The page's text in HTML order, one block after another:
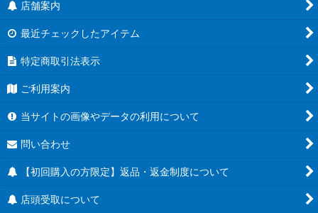
店舗案内
最近チェックしたアイテム
特定商取引法表示
ご利用案内
当サイトの画像やデータの利用について
問い合わせ
【初回購入の方限定】返品・返金制度について
店頭受取について